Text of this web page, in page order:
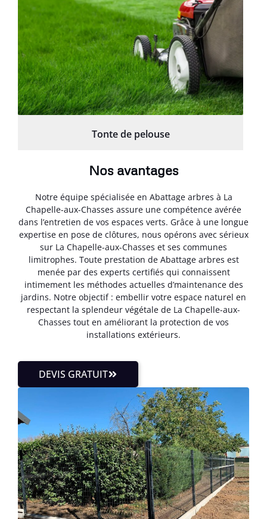
Tonte de pelouse
Nos avantages
Notre équipe spécialisée en Abattage arbres à La
Chapelle-aux-Chasses assure une compétence avérée
dans l’entretien de vos espaces verts. Grâce à une longue
expertise en pose de clôtures, nous opérons avec sérieux
sur La Chapelle-aux-Chasses et ses communes
limitrophes. Toute prestation de Abattage arbres est
menée par des experts certifiés qui connaissent
intimement les méthodes actuelles d’maintenance des
jardins. Notre objectif : embellir votre espace naturel en
respectant la splendeur végétale de La Chapelle-aux-
Chasses tout en améliorant la protection de vos
installations extérieurs.
DEVIS GRATUIT